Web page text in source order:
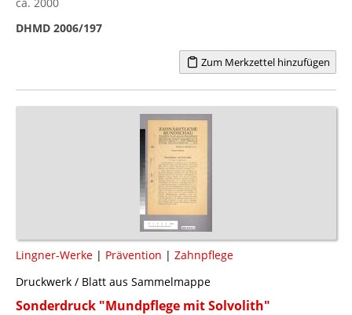
DHMD 2006/197
Zum Merkzettel hinzufügen
Lingner-Werke | Prävention | Zahnpflege
Druckwerk / Blatt aus Sammelmappe
Sonderdruck "Mundpflege mit Solvolith"